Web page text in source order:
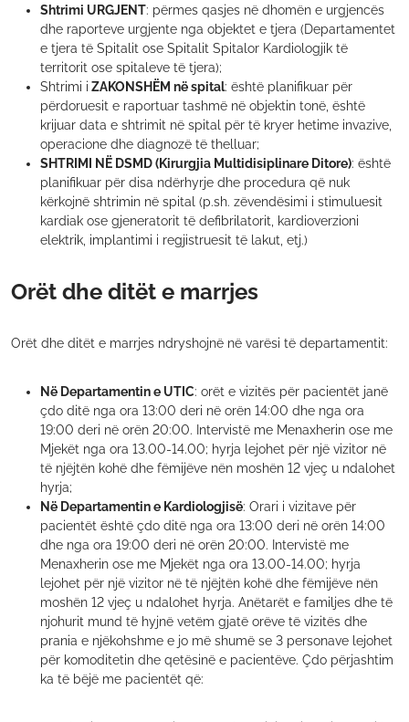
Shtrimi URGJENT: përmes qasjes në dhomën e urgjencës
dhe raporteve urgjente nga objektet e tjera (Departamentet
e tjera të Spitalit ose Spitalit Spitalor Kardiologjik të
territorit ose spitaleve të tjera);
Shtrimi i ZAKONSHËM në spital: është planifikuar për
përdoruesit e raportuar tashmë në objektin tonë, është
krijuar data e shtrimit në spital për të kryer hetime invazive,
operacione dhe diagnozë të thelluar;
SHTRIMI NË DSMD (Kirurgjia Multidisiplinare Ditore): është
planifikuar për disa ndërhyrje dhe procedura që nuk
kërkojnë shtrimin në spital (p.sh. zëvendësimi i stimuluesit
kardiak ose gjeneratorit të defibrilatorit, kardioverzioni
elektrik, implantimi i regjistruesit të lakut, etj.)
Orët dhe ditët e marrjes
Orët dhe ditët e marrjes ndryshojnë në varësi të departamentit:
Në Departamentin e UTIC: orët e vizitës për pacientët janë
çdo ditë nga ora 13:00 deri në orën 14:00 dhe nga ora
19:00 deri në orën 20:00. Intervistë me Menaxherin ose me
Mjekët nga ora 13.00-14.00; hyrja lejohet për një vizitor në
të njëjtën kohë dhe fëmijëve nën moshën 12 vjeç u ndalohet
hyrja;
Në Departamentin e Kardiologjisë: Orari i vizitave për
pacientët është çdo ditë nga ora 13:00 deri në orën 14:00
dhe nga ora 19:00 deri në orën 20:00. Intervistë me
Menaxherin ose me Mjekët nga ora 13.00-14.00; hyrja
lejohet për një vizitor në të njëjtën kohë dhe fëmijëve nën
moshën 12 vjeç u ndalohet hyrja. Anëtarët e familjes dhe të
njohurit mund të hyjnë vetëm gjatë orëve të vizitës dhe
prania e njëkohshme e jo më shumë se 3 personave lejohet
për komoditetin dhe qetësinë e pacientëve. Çdo përjashtim
ka të bëjë me pacientët që: